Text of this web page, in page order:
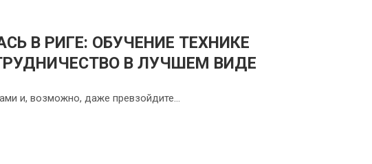
В РИГЕ: ОБУЧЕНИЕ ТЕХНИКЕ
В ЛУЧШЕМ ВИДЕ
и, возможно, даже превзойдите…